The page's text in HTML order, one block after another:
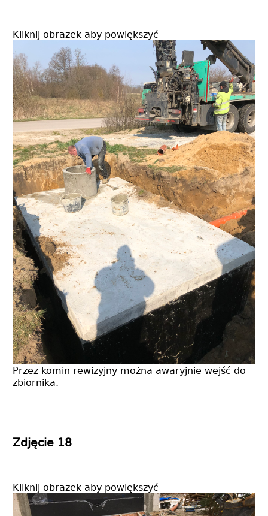
Kliknij obrazek aby powiększyć
Przez komin rewizyjny można awaryjnie wejść do
zbiornika.
Zdjęcie 18
Kliknij obrazek aby powiększyć